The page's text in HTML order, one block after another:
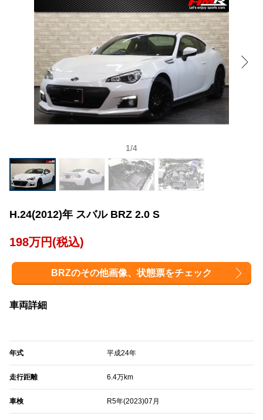
1/4
H.24(2012)年 スバル BRZ 2.0 S
198万円(税込)
BRZのその他画像、状態票をチェック
車両詳細
年式 平成24年
走行距離 6.4万km
車検 R5年(2023)07月